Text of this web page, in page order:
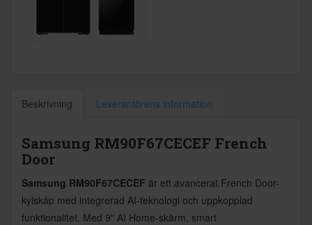
Beskrivning Leverantörens information
Samsung RM90F67CECEF French
Door
Samsung RM90F67CECEF är ett avancerat French Door-
kylskåp med integrerad AI-teknologi och uppkopplad
funktionalitet. Med 9" AI Home-skärm, smart